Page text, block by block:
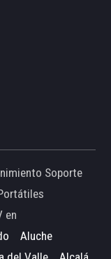
Soporte
en
Aluche